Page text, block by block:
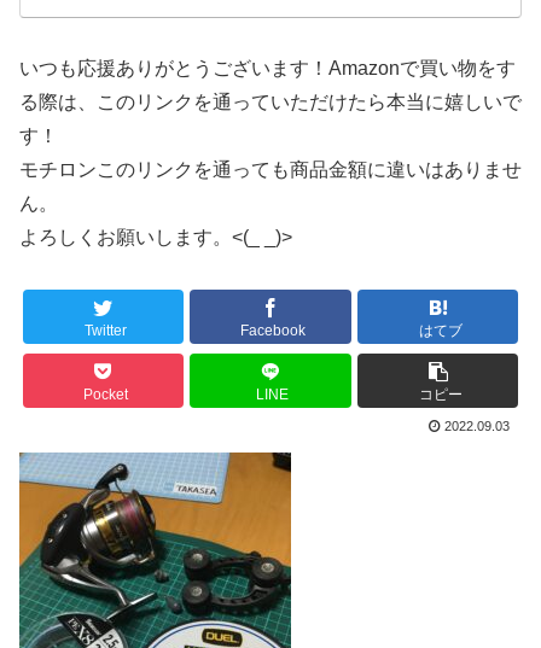
いつも応援ありがとうございます！Amazonで買い物をす
る際は、このリンクを通っていただけたら本当に嬉しいで
す！
モチロンこのリンクを通っても商品金額に違いはありませ
ん。
よろしくお願いします。<(_ _)>
Twitter Facebook はてブ
Pocket LINE コピー
2022.09.03